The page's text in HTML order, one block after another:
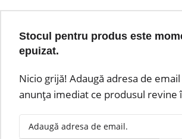
Stocul pentru produs este
epuizat.
Nicio grijă! Adaugă adresa de
anunța imediat ce produsul revine